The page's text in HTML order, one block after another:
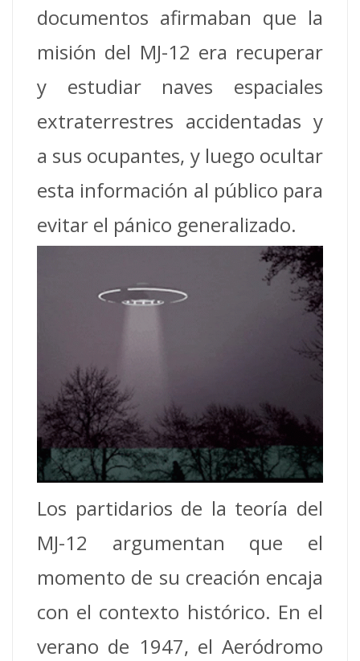
documentos afirmaban que la
misión del MJ-12 era recuperar
y estudiar naves espaciales
extraterrestres accidentadas y
a sus ocupantes, y luego ocultar
esta información al público para
evitar el pánico generalizado.
Los partidarios de la teoría del
MJ-12 argumentan que el
momento de su creación encaja
con el contexto histórico. En el
verano de 1947, el Aeródromo